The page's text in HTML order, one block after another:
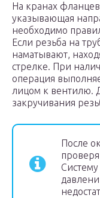
На кранах
указывающая
необходимо
Если резьба на
наматывают,
стрелке. При
операция
лицом к вентилю.
закручивания
После